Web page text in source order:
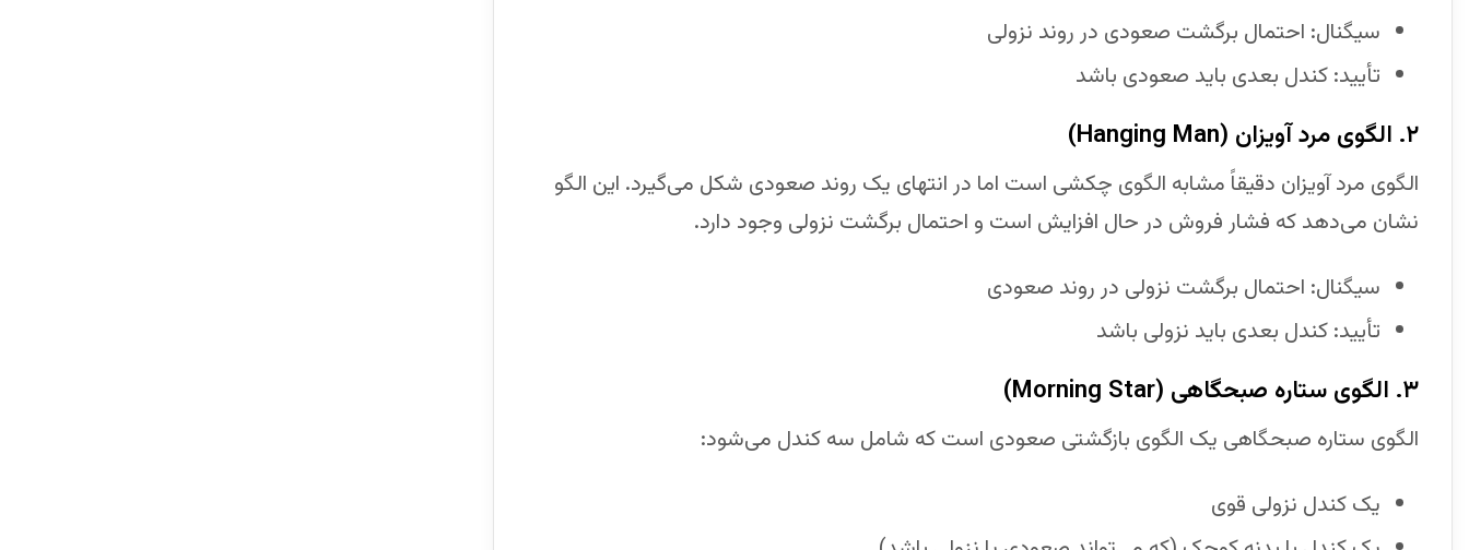
سیگنال: احتمال برگشت صعودی در روند نزولی
تأیید: کندل بعدی باید صعودی باشد
۲. الگوی مرد آویزان ( Hanging Man
)
الگوی مرد آویزان دقیقاً مشابه الگوی چکشی است اما در انتهای یک روند صعودی شکل می‌گیرد. این الگو
نشان می‌دهد که فشار فروش در حال افزایش است و احتمال برگشت نزولی وجود دارد.
سیگنال: احتمال برگشت نزولی در روند صعودی
تأیید: کندل بعدی باید نزولی باشد
۳. الگوی ستاره صبحگاهی ( Morning Star
)
الگوی ستاره صبحگاهی یک الگوی بازگشتی صعودی است که شامل سه کندل می‌شود:
یک کندل نزولی قوی